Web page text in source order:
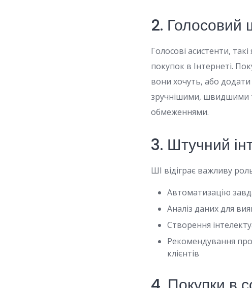
2. Голосовий
Голосові асистенти,
покупок в Інтернеті.
вони хочуть, або
зручнішими, швидшими
обмеженнями.
3. Штучний
ШІ відіграє важливу
Автоматизацію
Аналіз даних для
Створення
Рекомендування
клієнтів